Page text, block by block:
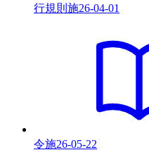
行規則 施26-04-01
令施26-05-22